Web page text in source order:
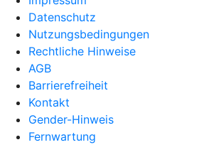
Datenschutz
Nutzungsbedingungen
Rechtliche Hinweise
AGB
Barrierefreiheit
Kontakt
Gender-Hinweis
Fernwartung